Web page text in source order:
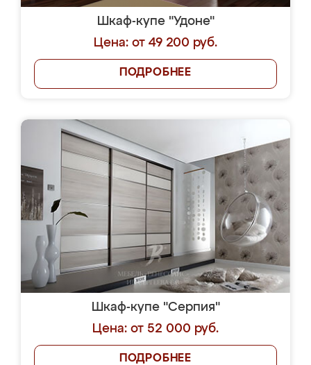
Шкаф-купе "Удоне"
Цена: от 49 200 руб.
ПОДРОБНЕЕ
Шкаф-купе "Серпия"
Цена: от 52 000 руб.
ПОДРОБНЕЕ